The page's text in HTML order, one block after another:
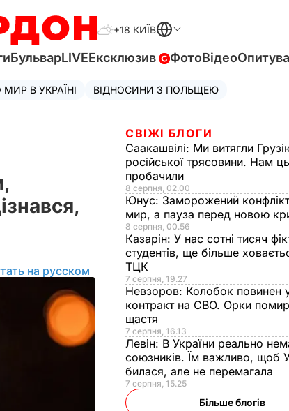
+18 КИЇВ
БульварLIVEЕксклюзив ФотоВідео
В УКРАЇНІ ВІДНОСИНИ З ПОЛЬЩЕЮ
на русском
СВІЖІ БЛОГИ
Саакашвілі: Ми витягли
російської трясовини. Нам
пробачили
8 серпня, 02.00
Юнус: Заморожений
мир, а пауза перед новою
8 серпня, 00.56
Казарін: У нас сотні тисяч
студентів, ще більше
ТЦК
7 серпня, 19.27
Невзоров: Колобок повинен
контракт на СВО. Орки
щастя
7 серпня, 16.13
Левін: В України реально
союзників. Їм важливо, щоб
билася, але не перемагала
7 серпня, 15.25
Більше блогів